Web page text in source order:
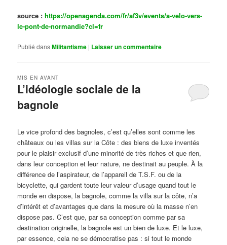
source :https://openagenda.com/fr/af3v/events/a-velo-vers-
le-pont-de-normandie?cl=fr
Publié dansMilitantisme | Laisser un commentaire
L’idéologie sociale de la
bagnole
MIS EN AVANT
Le vice profond des bagnoles, c’est qu’elles sont comme les
châteaux ou les villas sur la Côte : des biens de luxe inventés
pour le plaisir exclusif d’une minorité de très riches et que rien,
dans leur conception et leur nature, ne destinait au peuple. À la
différence de l’aspirateur, de l’appareil de T.S.F. ou de la
bicyclette, qui gardent toute leur valeur d’usage quand tout le
monde en dispose, la bagnole, comme la villa sur la côte, n’a
d’intérêt et d’avantages que dans la mesure où la masse n’en
dispose pas. C’est que, par sa conception comme par sa
destination originelle, la bagnole est un bien de luxe. Et le luxe,
par essence, cela ne se démocratise pas : si tout le monde